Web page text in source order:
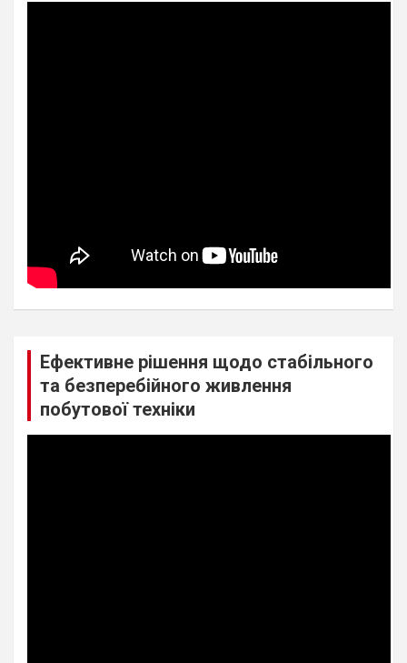
Ефективне рішення щодо стабільного
та безперебійного живлення
побутової техніки